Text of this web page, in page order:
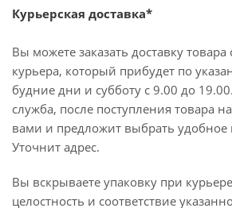
Курьерская доставка*
Вы можете заказать доставку
курьера, который прибудет по
будние дни и субботу с 9.00 до
служба, после поступления товара
вами и предложит выбрать удобное
Уточнит адрес.
Вы вскрываете упаковку при
целостность и соответствие